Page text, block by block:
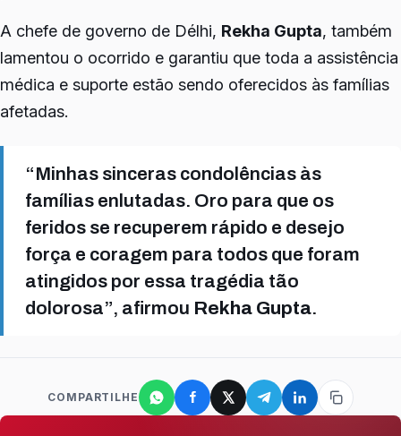
A chefe de governo de Délhi, Rekha Gupta, também
lamentou o ocorrido e garantiu que toda a assistência
médica e suporte estão sendo oferecidos às famílias
afetadas.
“Minhas sinceras condolências às
famílias enlutadas. Oro para que os
feridos se recuperem rápido e desejo
força e coragem para todos que foram
atingidos por essa tragédia tão
dolorosa”, afirmou Rekha Gupta.
COMPARTILHE